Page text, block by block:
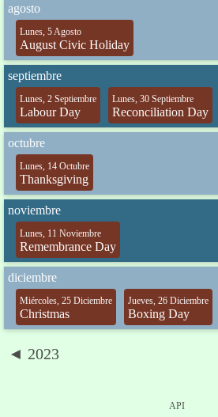
agosto
Lunes, 5 Agosto
August Civic Holiday
septiembre
Lunes, 2 Septiembre
Labour Day
Lunes, 30 Septiembre
Reconciliation Day
octubre
Lunes, 14 Octubre
Thanksgiving
noviembre
Lunes, 11 Noviembre
Remembrance Day
diciembre
Miércoles, 25 Diciembre
Christmas
Jueves, 26 Diciembre
Boxing Day
◄ 2023
API